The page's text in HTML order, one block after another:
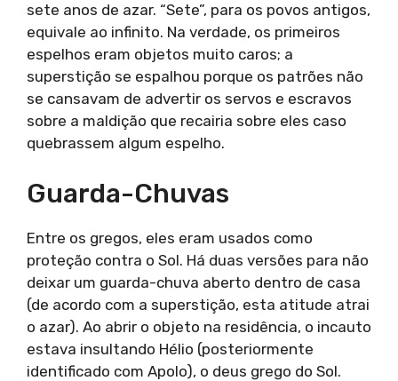
sete anos de azar. “Sete”, para os povos antigos,
equivale ao infinito. Na verdade, os primeiros
espelhos eram objetos muito caros; a
superstição se espalhou porque os patrões não
se cansavam de advertir os servos e escravos
sobre a maldição que recairia sobre eles caso
quebrassem algum espelho.
Guarda-Chuvas
Entre os gregos, eles eram usados como
proteção contra o Sol. Há duas versões para não
deixar um guarda-chuva aberto dentro de casa
(de acordo com a superstição, esta atitude atrai
o azar). Ao abrir o objeto na residência, o incauto
estava insultando Hélio (posteriormente
identificado com Apolo), o deus grego do Sol.